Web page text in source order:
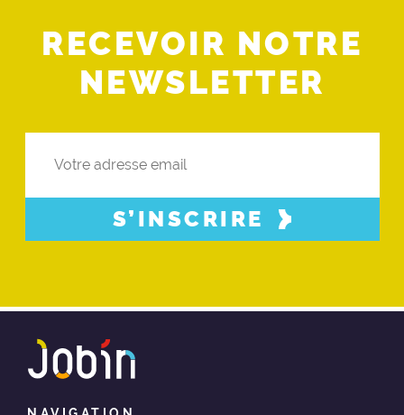
RECEVOIR NOTRE
NEWSLETTER
S’INSCRIRE